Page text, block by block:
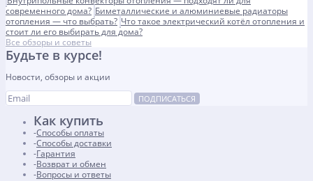
современного дома? Биметаллические и алюминиевые радиаторы
отопления — что выбрать? Что такое электрический котёл отопления и
стоит ли его выбирать для дома?
Все обзоры и советы
Будьте в курсе!
Новости, обзоры и акции
ПОДПИСАТЬСЯ
Как купить
Способы оплаты
Способы доставки
Гарантия
Возврат и обмен
Вопросы и ответы